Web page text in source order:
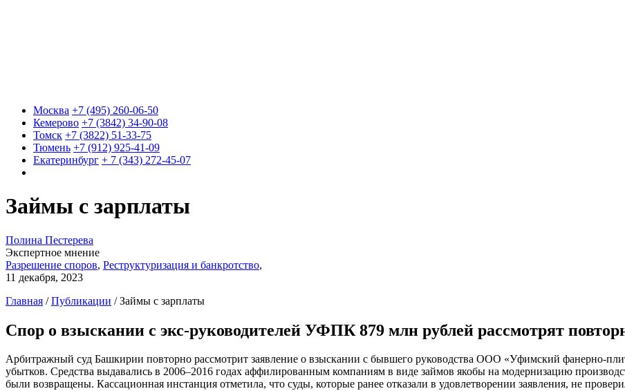
Москва +7 (495) 260-06-50
Кемерово +7 (3842) 34-90-08
Томск +7 (3822) 51-33-75
Тюмень +7 (912) 925-41-09
Екатеринбург + 7 (343) 272-45-07
Займы с зарплаты
Полина Пестерева
Экспертное мнение
Разрешение споров, Реструктуризация и банкротство,
11 декабря, 2023
Главная /Публикации /Займы с зарплаты
Спор о взыскании с экс-руководителей УФПК 879 млн рублей рассмотрят
Арбитражный суд Башкирии повторно рассмотрит заявление о взыскании с бывшего руководства ООО «Уфимский фанерно-
убытков. Средства выдавались в 2006–2016 годах аффилированным компаниям в виде займов якобы на модернизацию
были возвращены. Кассационная инстанция отметила, что суды, которые ранее отказали в удовлетворении заявления, не